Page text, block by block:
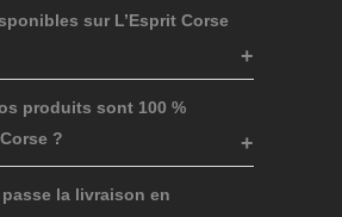
sur L’Esprit Corse
produits sont 100 %
?
la livraison en